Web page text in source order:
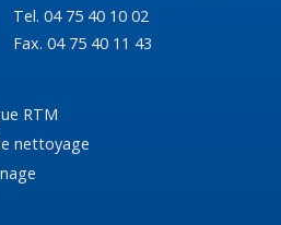
Tel. 04 75 40 10 02
Fax. 04 75 40 11 43
RTM
nettoyage